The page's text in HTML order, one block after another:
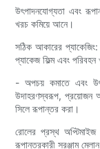
উৎপাদনযোগ্যতা এবং
খরচ কমিয়ে আনে।
সঠিক আকারের
প্যাকেজ ফিল্ম এবং পরিবহন
- অপচয় কমাতে এবং
উদাহরণস্বরূপ, প্রয়োজন
সিলে রূপান্তর করা।
রোলের প্রস্থ
রূপান্তরকারী সরঞ্জাম